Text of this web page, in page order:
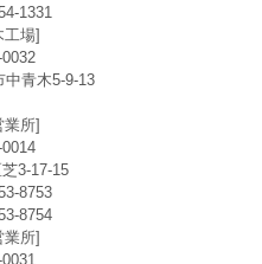
1331
工場]
青木5-9-13
業所]
3-17-15
8753
8754
業所]